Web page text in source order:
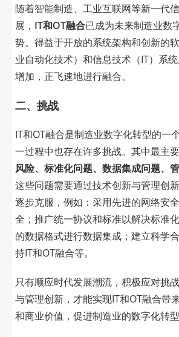
随着智能制造、工业互联网等新一代
展， IT和OT融合已成为未来制造业数
势。得益于开放的系统架构和创新的
业自动化技术）和信息技术（IT）系
增加，正飞速地进行融合。
二、挑战
IT和OT融合是制造业数字化转型的一
一过程中也存在许多挑战。其中最主
风险、标准化问题、数据集成问题、
这些问题需要通过技术创新与管理创
逐步克服，例如：采用先进的网络安
全；推广统一协议和标准以解决标准
的数据格式进行数据集成；建立科学
持IT和OT融合等。
只有顺应时代发展潮流，积极应对挑
与管理创新，才能实现IT和OT融合带
和商业价值，促进制造业的数字化转型